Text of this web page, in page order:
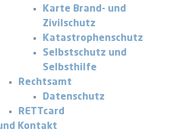
Karte Brand- und
Zivilschutz
Katastrophenschutz
Selbstschutz und
Selbsthilfe
Rechtsamt
Datenschutz
RETTcard
Kontakt